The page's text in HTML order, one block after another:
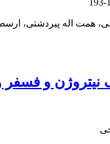
همت اله پیردشتی،
نیتروژن و